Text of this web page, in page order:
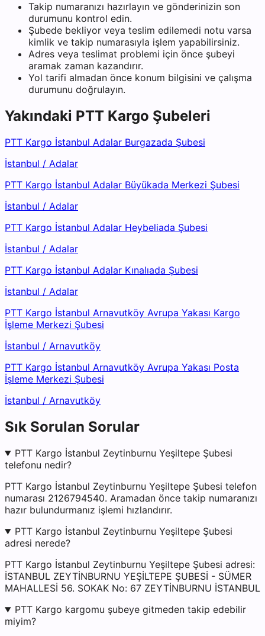
Takip numaranızı hazırlayın ve gönderinizin son
durumunu kontrol edin.
Şubede bekliyor veya teslim edilemedi notu varsa
kimlik ve takip numarasıyla işlem yapabilirsiniz.
Adres veya teslimat problemi için önce şubeyi
aramak zaman kazandırır.
Yol tarifi almadan önce konum bilgisini ve çalışma
durumunu doğrulayın.
Yakındaki PTT Kargo Şubeleri
PTT Kargo İstanbul Adalar Burgazada Şubesi
İstanbul / Adalar
PTT Kargo İstanbul Adalar Büyükada Merkezi Şubesi
İstanbul / Adalar
PTT Kargo İstanbul Adalar Heybeliada Şubesi
İstanbul / Adalar
PTT Kargo İstanbul Adalar Kınalıada Şubesi
İstanbul / Adalar
PTT Kargo İstanbul Arnavutköy Avrupa Yakası Kargo
İşleme Merkezi Şubesi
İstanbul / Arnavutköy
PTT Kargo İstanbul Arnavutköy Avrupa Yakası Posta
İşleme Merkezi Şubesi
İstanbul / Arnavutköy
Sık Sorulan Sorular
PTT Kargo İstanbul Zeytinburnu Yeşiltepe Şubesi
telefonu nedir?
PTT Kargo İstanbul Zeytinburnu Yeşiltepe Şubesi telefon
numarası 2126794540. Aramadan önce takip numaranızı
hazır bulundurmanız işlemi hızlandırır.
PTT Kargo İstanbul Zeytinburnu Yeşiltepe Şubesi
adresi nerede?
PTT Kargo İstanbul Zeytinburnu Yeşiltepe Şubesi adresi:
İSTANBUL ZEYTİNBURNU YEŞİLTEPE ŞUBESİ - SÜMER
MAHALLESİ 56. SOKAK No: 67 ZEYTİNBURNU İSTANBUL
PTT Kargo kargomu şubeye gitmeden takip edebilir
miyim?